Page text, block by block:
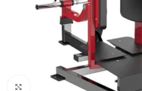
Haga Click para agrandar